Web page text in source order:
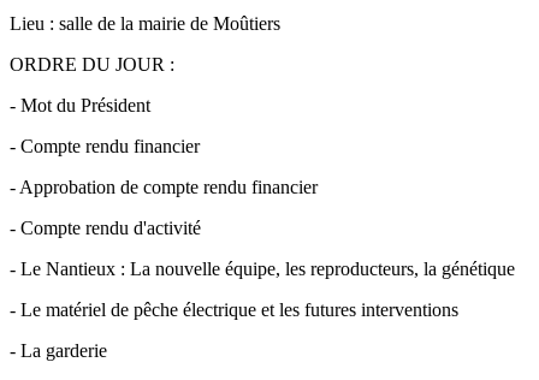
Lieu : salle de la mairie de Moûtiers
ORDRE DU JOUR :
- Mot du Président
- Compte rendu financier
- Approbation de compte rendu financier
- Compte rendu d'activité
- Le Nantieux : La nouvelle équipe, les reproducteurs, la génétique
- Le matériel de pêche électrique et les futures interventions
- La garderie